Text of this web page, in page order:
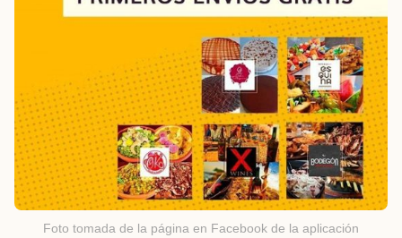
Foto tomada de la página en Facebook de la aplicación